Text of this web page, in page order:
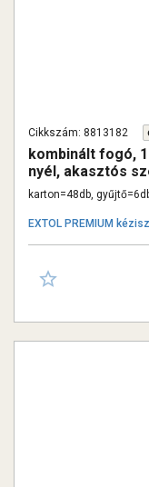
Cikkszám: 8813182
kombinált fogó,
nyél, akasztós
karton=48db,
EXTOL PREMIUM